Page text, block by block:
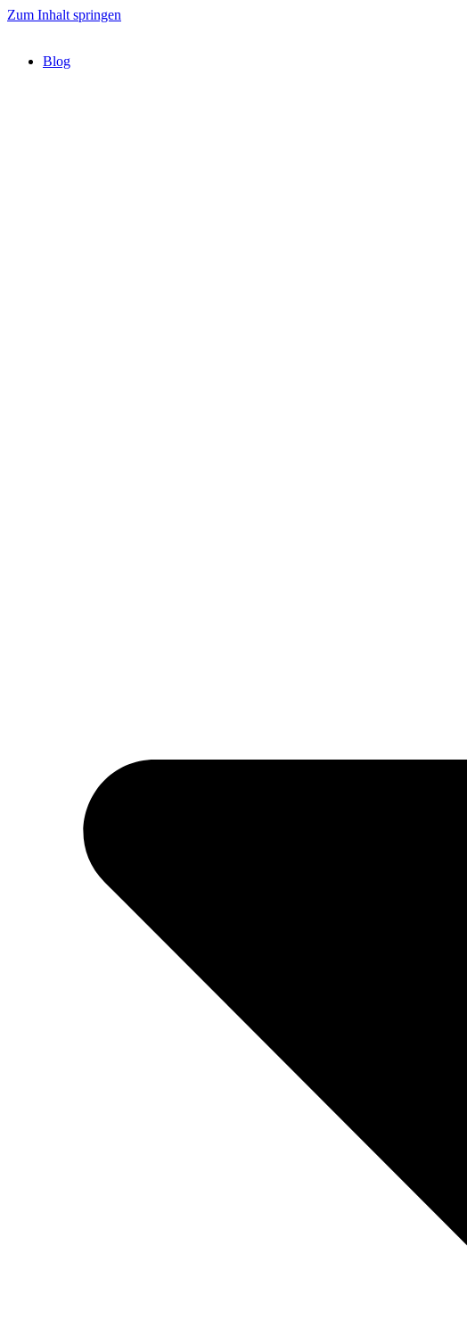
Zum Inhalt springen
Blog